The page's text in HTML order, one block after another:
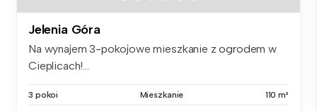
Jelenia Góra
Na wynajem 3-pokojowe mieszkanie z ogrodem w
Cieplicach!...
3 pokoi Mieszkanie 110 m²